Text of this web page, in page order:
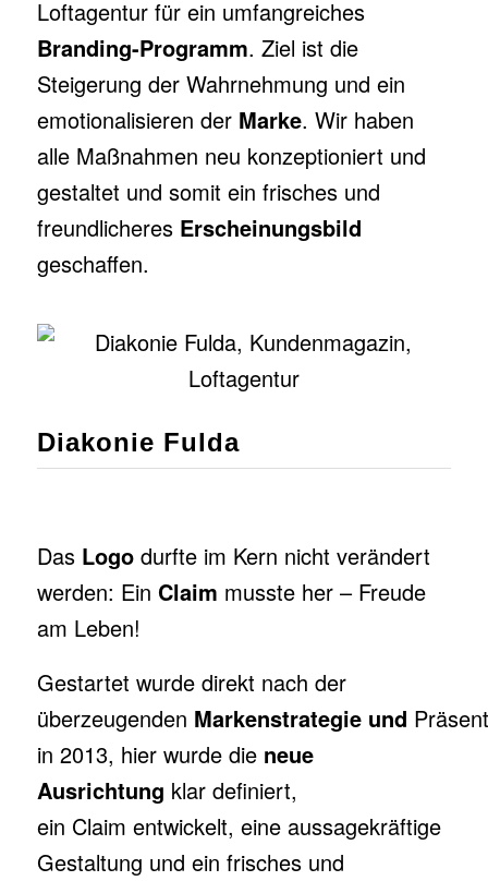
Loftagentur für ein umfangreiches
Branding-Programm. Ziel ist die
Steigerung der Wahrnehmung und ein
emotionalisieren der Marke. Wir haben
alle Maßnahmen neu konzeptioniert und
gestaltet und somit ein frisches und
freundlicheres Erscheinungsbild
geschaffen.
Diakonie Fulda
Das Logo durfte im Kern nicht verändert
werden: Ein Claim musste her – Freude
am Leben!
Gestartet wurde direkt nach der
überzeugenden Markenstrategie und
in 2013, hier wurde die neue
Ausrichtung klar definiert,
ein Claim entwickelt, eine aussagekräftige
Gestaltung und ein frisches und